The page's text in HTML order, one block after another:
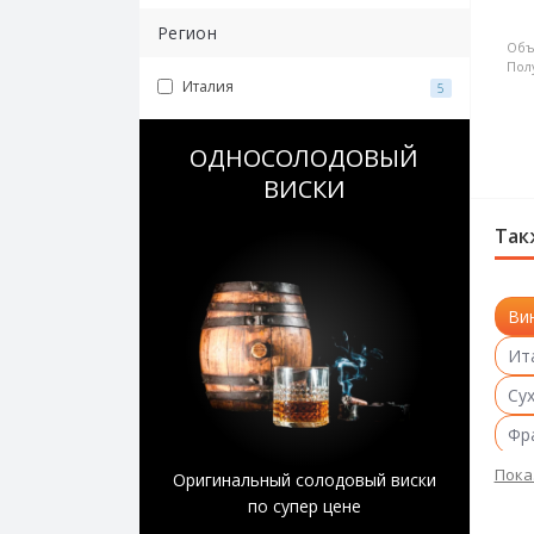
Регион
Италия 5
ОДНОСОЛОДОВЫЙ
ВИСКИ
Оригинальный солодовый виски
по супер цене